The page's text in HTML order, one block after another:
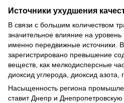
Источники ухудшения
В связи с большим количеством
значительное влияние на уровень
именно передвижные источники.
зарегистрировано превышение
веществ, как мелкодисперсные
диоксид углерода, диоксид
Насыщенность региона
ставит Днепр и